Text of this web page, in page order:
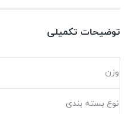
توضیحات تکمیلی
وزن
نوع بسته بندی